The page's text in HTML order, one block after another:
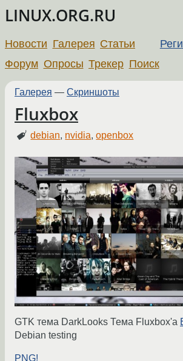
LINUX.ORG.RU
Новости Галерея Статьи
Форум Опросы Трекер Поиск
Галерея — Скриншоты
Fluxbox
debian, nvidia,openbox
GTK тема DarkLooks Тема Fluxbox'a
Debian testing
PNG!